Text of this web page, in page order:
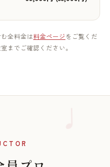
全料金は料金ページ をご覧くだ
までご確認ください。